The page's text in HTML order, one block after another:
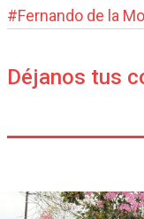
#Fernando de la
Déjanos tus